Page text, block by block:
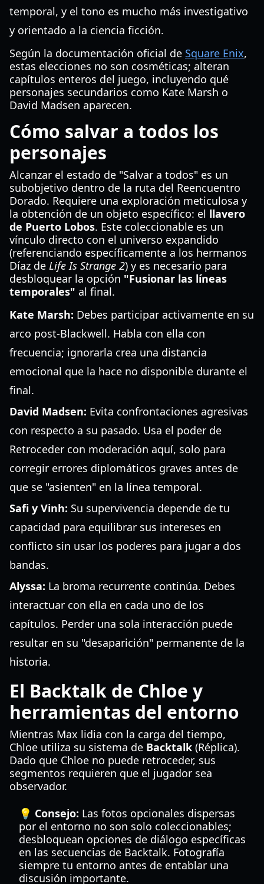
temporal, y el tono es mucho más investigativo
y orientado a la ciencia ficción.
Según la documentación oficial de Square Enix,
estas elecciones no son cosméticas; alteran
capítulos enteros del juego, incluyendo qué
personajes secundarios como Kate Marsh o
David Madsen aparecen.
Cómo salvar a todos los
personajes
Alcanzar el estado de "Salvar a todos" es un
subobjetivo dentro de la ruta del Reencuentro
Dorado. Requiere una exploración meticulosa y
la obtención de un objeto específico: el llavero
de Puerto Lobos. Este coleccionable es un
vínculo directo con el universo expandido
(referenciando específicamente a los hermanos
Díaz de Life Is Strange 2) y es necesario para
desbloquear la opción "Fusionar las líneas
temporales" al final.
Kate Marsh: Debes participar activamente en su
arco post-Blackwell. Habla con ella con
frecuencia; ignorarla crea una distancia
emocional que la hace no disponible durante el
final.
David Madsen: Evita confrontaciones agresivas
con respecto a su pasado. Usa el poder de
Retroceder con moderación aquí, solo para
corregir errores diplomáticos graves antes de
que se "asienten" en la línea temporal.
Safi y Vinh: Su supervivencia depende de tu
capacidad para equilibrar sus intereses en
conflicto sin usar los poderes para jugar a dos
bandas.
Alyssa: La broma recurrente continúa. Debes
interactuar con ella en cada uno de los
capítulos. Perder una sola interacción puede
resultar en su "desaparición" permanente de la
historia.
El Backtalk de Chloe y
herramientas del entorno
Mientras Max lidia con la carga del tiempo,
Chloe utiliza su sistema de Backtalk (Réplica).
Dado que Chloe no puede retroceder, sus
segmentos requieren que el jugador sea
observador.
💡 Consejo: Las fotos opcionales dispersas
por el entorno no son solo coleccionables;
desbloquean opciones de diálogo específicas
en las secuencias de Backtalk. Fotografía
siempre tu entorno antes de entablar una
discusión importante.